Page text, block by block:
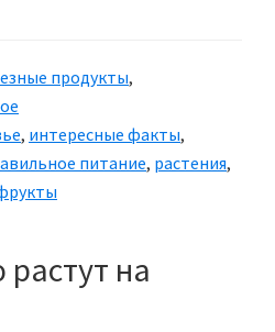
продукты,
, интересные факты,
питание, растения,
на